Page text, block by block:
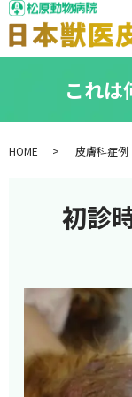
これは
HOME 皮膚科症例
初診